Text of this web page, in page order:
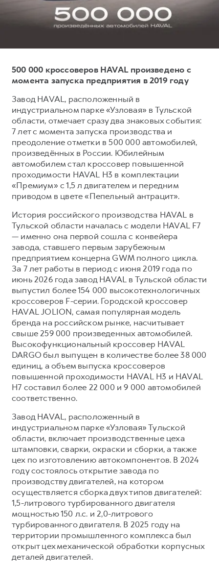
от 3 199 000 ₽ от 3 499 000 ₽
F7
от 2 899 000 ₽
POER
Тест-драйв
Кредитный калькулятор
Страхование
Кредит
КОРПОРАТИВНЫМ КЛИЕНТАМ
Для малого бизнеса
Корпоративным клиентам
Крупным корпоративным клиентам
Сервис для корпоративных клиентов
HAVAL Лизинг
АКСЕССУАРЫ HAVAL
Автомобильные аксессуары
Коллекция CITY
Коллекция Базовая
Коллекция Детская
СЕРВИСНОЕ ОБСЛУЖИВАНИЕ
Нулевое ТО
Программа «Помощь на дороге»
Электронный ПТС
ПОДДЕРЖКА
GWM Безопасность
Гарантия HAVAL
Мобильное приложение GWM
Программа «HAVAL Защита+»
Руководства по эксплуатации
АКСЕССУАРЫ HAVAL
Автомобильные аксессуары
Коллекция CITY
Коллекция Базовая
Коллекция Детская
О дилере
Наша команда
Контакты
500 000 кроссоверов HAVAL произведено с
момента запуска предприятия в 2019 году
Завод HAVAL, расположенный в
индустриальном парке «Узловая» в Тульской
области, отмечает сразу два знаковых события:
7 лет с момента запуска производства и
преодоление отметки в 500 000 автомобилей,
произведённых в России. Юбилейным
автомобилем стал кроссовер повышенной
проходимости HAVAL H3 в комплектации
«Премиум» с 1,5 л двигателем и передним
приводом в цвете «Пепельный антрацит».
История российского производства HAVAL в
Тульской области началась с модели HAVAL F7
— именно она первой сошла с конвейера
завода, ставшего первым зарубежным
предприятием концерна GWM полного цикла.
За 7 лет работы в период с июня 2019 года по
июнь 2026 года завод HAVAL в Тульской области
выпустил более 154 000 высокотехнологичных
кроссоверов F-серии. Городской кроссовер
HAVAL JOLION, самая популярная модель
бренда на российском рынке, насчитывает
свыше 259 000 произведенных автомобилей.
Высокофункциональный кроссовер HAVAL
DARGO был выпущен в количестве более 38 000
единиц, а объем выпуска кроссоверов
повышенной проходимости HAVAL H3 и HAVAL
H7 составил более 22 000 и 9 000 автомобилей
соответственно.
Завод HAVAL, расположенный в
индустриальном парке «Узловая» Тульской
области, включает производственные цеха
штамповки, сварки, окраски и сборки, а также
цех по изготовлению автокомпонентов. В 2024
году состоялось открытие завода по
производству двигателей, на котором
осуществляется сборка двух типов двигателей:
1,5-литрового турбированного двигателя
мощностью 150 л.с. и 2,0-литрового
турбированного двигателя. В 2025 году на
территории промышленного комплекса был
открыт цех механической обработки корпусных
деталей двигателей.